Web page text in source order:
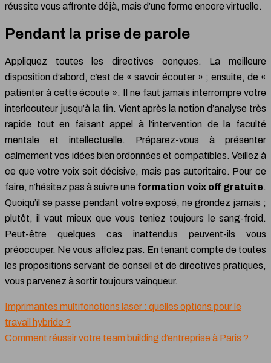
réussite vous affronte déjà, mais d’une forme encore virtuelle.
Pendant la prise de parole
Appliquez toutes les directives conçues. La meilleure
disposition d’abord, c’est de « savoir écouter » ; ensuite, de «
patienter à cette écoute ». Il ne faut jamais interrompre votre
interlocuteur jusqu’à la fin. Vient après la notion d’analyse très
rapide tout en faisant appel à l’intervention de la faculté
mentale et intellectuelle. Préparez-vous à présenter
calmement vos idées bien ordonnées et compatibles. Veillez à
ce que votre voix soit décisive, mais pas autoritaire. Pour ce
faire, n’hésitez pas à suivre une formation voix off gratuite.
Quoiqu’il se passe pendant votre exposé, ne grondez jamais ;
plutôt, il vaut mieux que vous teniez toujours le sang-froid.
Peut-être quelques cas inattendus peuvent-ils vous
préoccuper. Ne vous affolez pas. En tenant compte de toutes
les propositions servant de conseil et de directives pratiques,
vous parvenez à sortir toujours vainqueur.
Imprimantes multifonctions laser : quelles options pour le
travail hybride ?
Comment réussir votre team building d’entreprise à Paris ?